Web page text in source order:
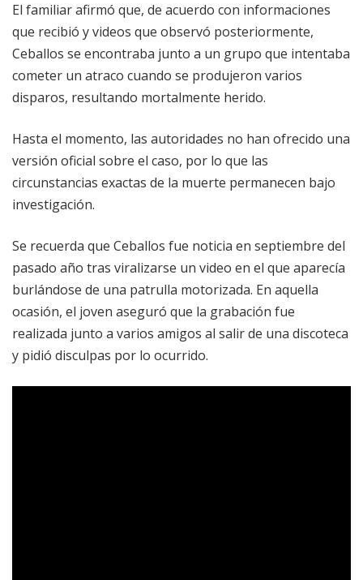
El familiar afirmó que, de acuerdo con informaciones
que recibió y videos que observó posteriormente,
Ceballos se encontraba junto a un grupo que intentaba
cometer un atraco cuando se produjeron varios
disparos, resultando mortalmente herido.
Hasta el momento, las autoridades no han ofrecido una
versión oficial sobre el caso, por lo que las
circunstancias exactas de la muerte permanecen bajo
investigación.
Se recuerda que Ceballos fue noticia en septiembre del
pasado año tras viralizarse un video en el que aparecía
burlándose de una patrulla motorizada. En aquella
ocasión, el joven aseguró que la grabación fue
realizada junto a varios amigos al salir de una discoteca
y pidió disculpas por lo ocurrido.